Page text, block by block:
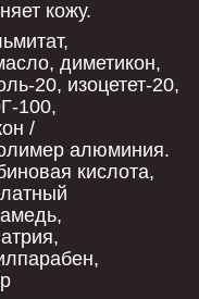
кожу.
диметикон,
20, изоцетет-20,
100,
/
алюминия.
кислота,